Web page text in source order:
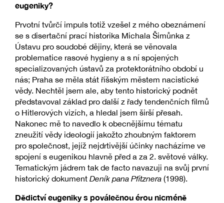
eugeniky?
Prvotní tvůrčí impuls totiž vzešel z mého obeznámení
se s disertační prací historika Michala Šimůnka z
Ústavu pro soudobé dějiny, která se věnovala
problematice rasové hygieny a s ní spojených
specializovaných ústavů za protektorátního období u
nás; Praha se měla stát říšským městem nacistické
vědy. Nechtěl jsem ale, aby tento historický podnět
představoval základ pro další z řady tendenčních filmů
o Hitlerových vizích, a hledal jsem širší přesah.
Nakonec mě to navedlo k obecnějšímu tématu
zneužití vědy ideologií jakožto zhoubným faktorem
pro společnost, jejíž nejdrtivější účinky nacházíme ve
spojení s eugenikou hlavně před a za 2. světové války.
Tematickým jádrem tak de facto navazuji na svůj první
historický dokument Deník pana Pfitznera (1998).
Dědictví eugeniky s poválečnou érou nicméně